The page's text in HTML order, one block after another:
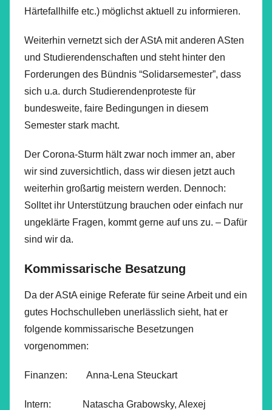
Härtefallhilfe etc.) möglichst aktuell zu informieren.
Weiterhin vernetzt sich der AStA mit anderen ASten
und Studierendenschaften und steht hinter den
Forderungen des Bündnis “Solidarsemester”, dass
sich u.a. durch Studierendenproteste für
bundesweite, faire Bedingungen in diesem
Semester stark macht.
Der Corona-Sturm hält zwar noch immer an, aber
wir sind zuversichtlich, dass wir diesen jetzt auch
weiterhin großartig meistern werden. Dennoch:
Solltet ihr Unterstützung brauchen oder einfach nur
ungeklärte Fragen, kommt gerne auf uns zu. – Dafür
sind wir da.
Kommissarische Besatzung
Da der AStA einige Referate für seine Arbeit und ein
gutes Hochschulleben unerlässlich sieht, hat er
folgende kommissarische Besetzungen
vorgenommen:
Finanzen: Anna-Lena Steuckart
Intern: Natascha Grabowsky, Alexej